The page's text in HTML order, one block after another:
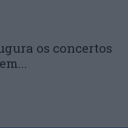
os concertos